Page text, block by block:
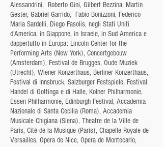
Alessandrini, Roberto Gini, Gilbert Bezzina, Martin
Gester, Gabriel Garrido, Fabio Bonizzoni, Federico
Maria Sardelli, Diego Fasolis, negli Stati Uniti
d’America, in Giappone, in Israele, in Sud America e
dappertutto in Europa: Lincoln Center for the
Performing Arts (New York), Concertgebouw
(Amsterdam), Festival de Brugges, Oude Muziek
(Utrecht), Wiener Konzerthaus, Berliner Konzerthaus,
Festival di Innsbruck, Salzburger Festspiele, Festival
Handel di Gottinga e di Halle, Kolner Philharmonie,
Essen Philharmonie, Edinburgh Festival, Accademia
Nazionale di Santa Cecilia (Roma), Accademia
Musicale Chigiana (Siena), Theatre de la Ville de
Paris, Cité de la Musique (Paris), Chapelle Royale de
Versailles, Opera de Nice, Opera de Montecarlo,